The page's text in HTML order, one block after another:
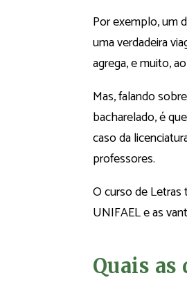
Por exemplo, um
uma verdadeira
agrega, e muito,
Mas, falando
bacharelado, é
caso da
professores.
O curso de Letras
UNIFAEL e as
Quais